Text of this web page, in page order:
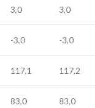
3,0 3,0
-3,0 -3,0
117,1 117,2
83,0 83,0